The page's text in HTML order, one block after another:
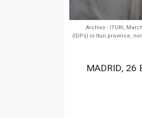
Archivo - ITURI,
(IDPs) in Ituri province,
MADRID, 26